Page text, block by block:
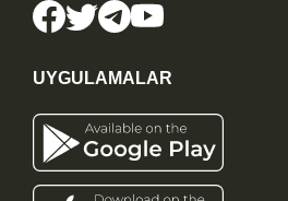
UYGULAMALAR